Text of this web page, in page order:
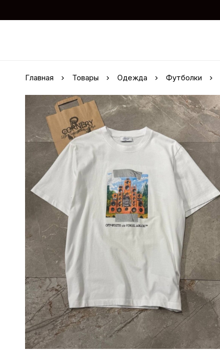
Главная Товары Одежда Футболки